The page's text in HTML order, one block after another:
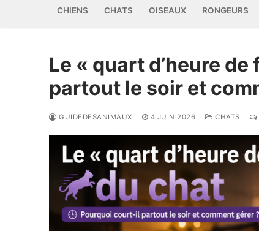
CHIENS CHATS OISEAUX RONGEURS
Le « quart d’heure
partout le soir et
GUIDEDESANIMAUX 4 JUIN 2026 CHATS